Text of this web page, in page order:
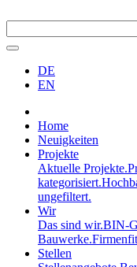
DE
EN
Home
Neuigkeiten
Projekte
Aktuelle Projekte.
kategorisiert.
ungefiltert.
Wir
Das sind wir.BIN-
Bauwerke.
Stellen